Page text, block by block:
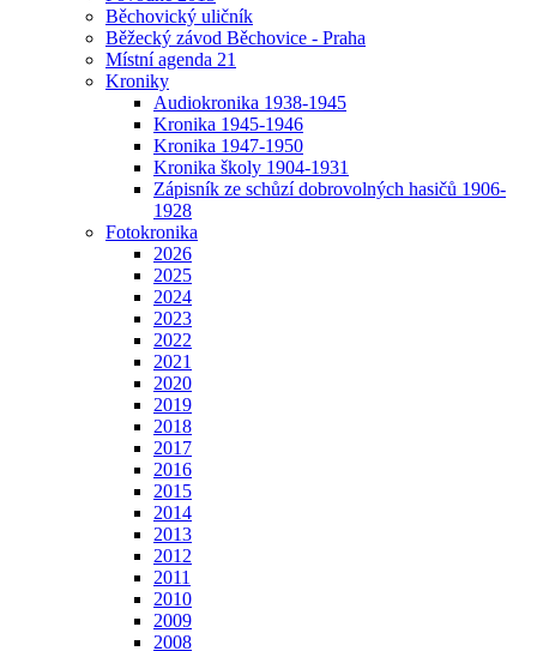
Běchovický uličník
Běžecký závod Běchovice - Praha
Místní agenda 21
Kroniky
Audiokronika 1938-1945
Kronika 1945-1946
Kronika 1947-1950
Kronika školy 1904-1931
Zápisník ze schůzí dobrovolných hasičů 1906-
1928
Fotokronika
2026
2025
2024
2023
2022
2021
2020
2019
2018
2017
2016
2015
2014
2013
2012
2011
2010
2009
2008